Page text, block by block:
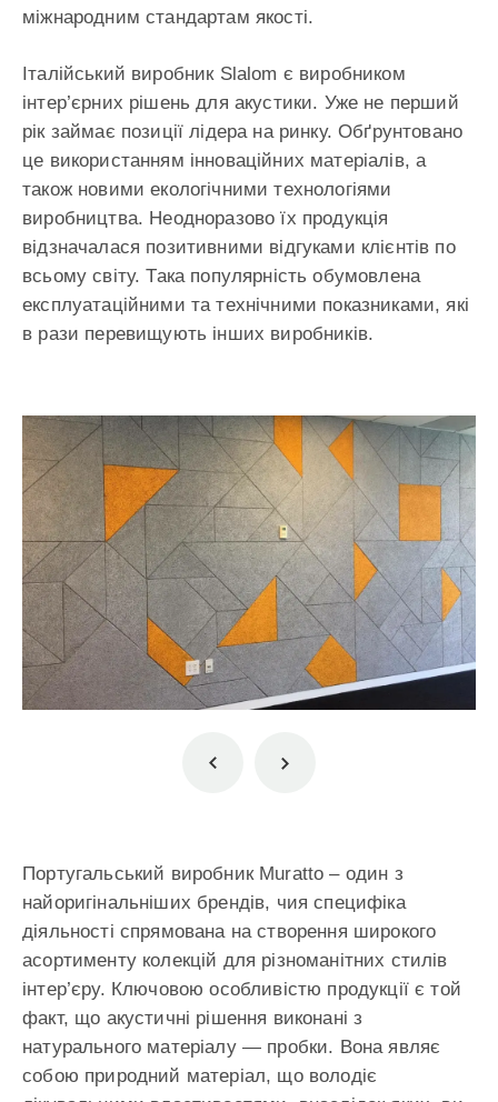
міжнародним стандартам якості.
Італійський виробник Slalom є виробником
інтер’єрних рішень для акустики. Уже не перший
рік займає позиції лідера на ринку. Обґрунтовано
це використанням інноваційних матеріалів, а
також новими екологічними технологіями
виробництва. Неодноразово їх продукція
відзначалася позитивними відгуками клієнтів по
всьому світу. Така популярність обумовлена ​​
експлуатаційними та технічними показниками, які
в рази перевищують інших виробників.
Португальський виробник Muratto – один з
найоригінальніших брендів, чия специфіка
діяльності спрямована на створення широкого
асортименту колекцій для різноманітних стилів
інтер’єру. Ключовою особливістю продукції є той
факт, що акустичні рішення виконані з
натурального матеріалу — пробки. Вона являє
собою природний матеріал, що володіє